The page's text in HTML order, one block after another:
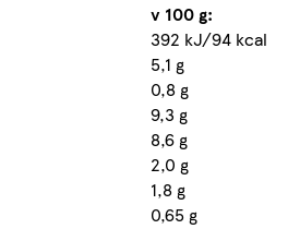
v 100 g:
392 kJ/94 kcal
5,1 g
0,8 g
9,3 g
8,6 g
2,0 g
1,8 g
0,65 g